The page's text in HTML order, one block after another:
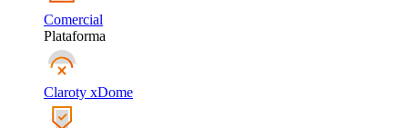
Comercial
Plataforma
Claroty xDome